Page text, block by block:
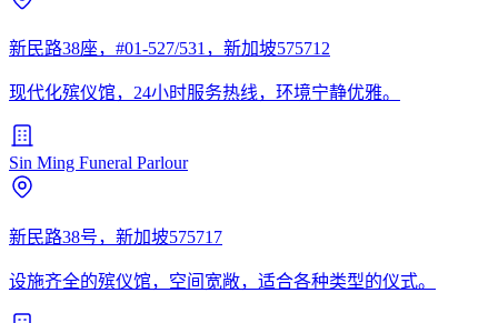
新民路38座，#01-527/531，新加坡575712
现代化殡仪馆，24小时服务热线，环境宁静优雅。
Sin Ming Funeral Parlour
新民路38号，新加坡575717
设施齐全的殡仪馆，空间宽敞，适合各种类型的仪式。